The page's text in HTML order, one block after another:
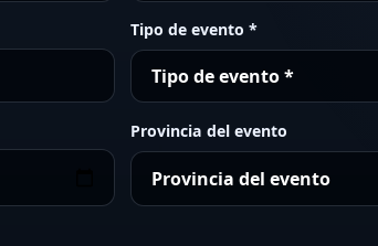
Tipo de evento *
Provincia del evento